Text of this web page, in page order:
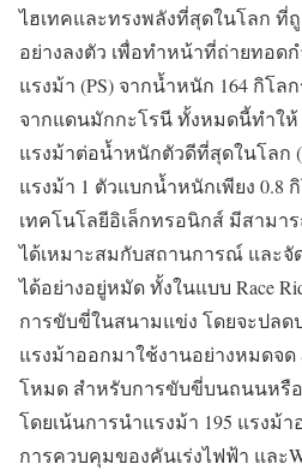
ไฮเทคและทรงพลังที่สุดในโลก
อย่างลงตัว เพื่อทำหน้าที่ถ่ายทอด
แรงม้า (PS) จากน้ำหนัก 164 กิโ
จากแดนมักกะโรนี ทั้งหมดนี้ทำให้
แรงม้าต่อน้ำหนักตัวดีที่สุดในโลก
แรงม้า 1 ตัวแบกน้ำหนักเพียง 0.8
เทคโนโลยีอิเล็กทรอนิกส์ มีสามาร
ได้เหมาะสมกับสถานการณ์ และจั
ได้อย่างอยู่หมัด ทั้งในแบบ Race
การขับขี่ในสนามแข่ง โดยจะปลด
แรงม้าออกมาใช้งานอย่างหมดจด
โหมด สำหรับการขับขี่บนถนนหรื
โดยเน้นการนำแรงม้า 195 แรงม้
การควบคุมของคันเร่งไฟฟ้า และ